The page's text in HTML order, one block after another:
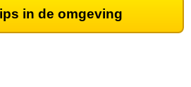
in de omgeving